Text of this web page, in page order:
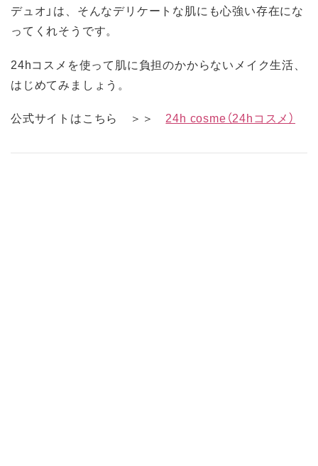
デュオ」は、そんなデリケートな肌にも心強い存在にな
ってくれそうです。
24hコスメを使って肌に負担のかからないメイク生活、
はじめてみましょう。
公式サイトはこちら ＞＞ 24h cosme（24hコスメ）